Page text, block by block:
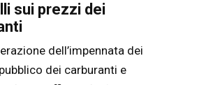
sui prezzi dei
dell’impennata dei
dei carburanti e